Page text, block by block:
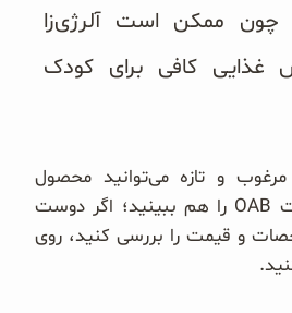
ممکن است آلرژی‌زا
غذایی کافی برای کودک
مرغوب و تازه می‌توانید محصول
ارائه‌شده توسط شرکت OAB را هم ببینید؛ اگر دوست
و قیمت را بررسی کنید، روی